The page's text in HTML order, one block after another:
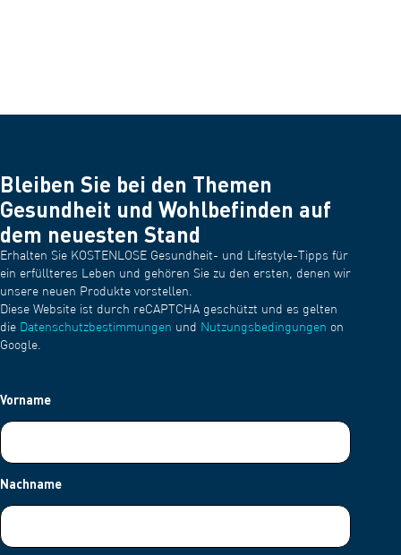
Bleiben Sie bei den Themen
Gesundheit und Wohlbefinden auf
dem neuesten Stand
Erhalten Sie KOSTENLOSE Gesundheit- und Lifestyle-Tipps für
ein erfüllteres Leben und gehören Sie zu den ersten, denen wir
unsere neuen Produkte vorstellen.
Diese Website ist durch reCAPTCHA geschützt und es gelten
die Datenschutzbestimmungen und Nutzungsbedingungen on
Google.
Vorname
Nachname